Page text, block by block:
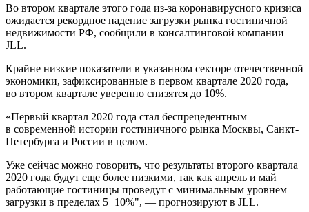
Во втором квартале этого года из-за коронавирусного кризиса
ожидается рекордное падение загрузки рынка гостиничной
недвижимости РФ, сообщили в консалтинговой компании
JLL.
Крайне низкие показатели в указанном секторе отечественной
экономики, зафиксированные в первом квартале 2020 года,
во втором квартале уверенно снизятся до 10%.
«Первый квартал 2020 года стал беспрецедентным
в современной истории гостиничного рынка Москвы, Санкт-
Петербурга и России в целом.
Уже сейчас можно говорить, что результаты второго квартала
2020 года будут еще более низкими, так как апрель и май
работающие гостиницы проведут с минимальным уровнем
загрузки в пределах 5−10%", — прогнозируют в JLL.